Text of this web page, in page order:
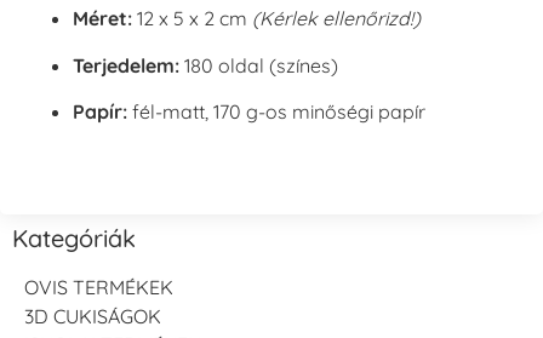
Méret: 12 x 5 x 2 cm (Kérlek ellenőrizd!)
Terjedelem: 180 oldal (színes)
Papír: fél-matt, 170 g-os minőségi papír
Kategóriák
OVIS TERMÉKEK
3D CUKISÁGOK